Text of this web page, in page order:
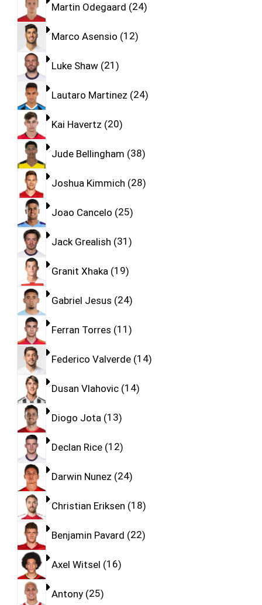
Martin Odegaard 24
Marco Asensio 12
Luke Shaw 21
Lautaro Martinez 24
Kai Havertz 20
Jude Bellingham 38
Joshua Kimmich 28
Joao Cancelo 25
Jack Grealish 31
Granit Xhaka 19
Gabriel Jesus 24
Ferran Torres 11
Federico Valverde 14
Dusan Vlahovic 14
Diogo Jota 13
Declan Rice 12
Darwin Nunez 24
Christian Eriksen 18
Benjamin Pavard 22
Axel Witsel 16
Antony 25